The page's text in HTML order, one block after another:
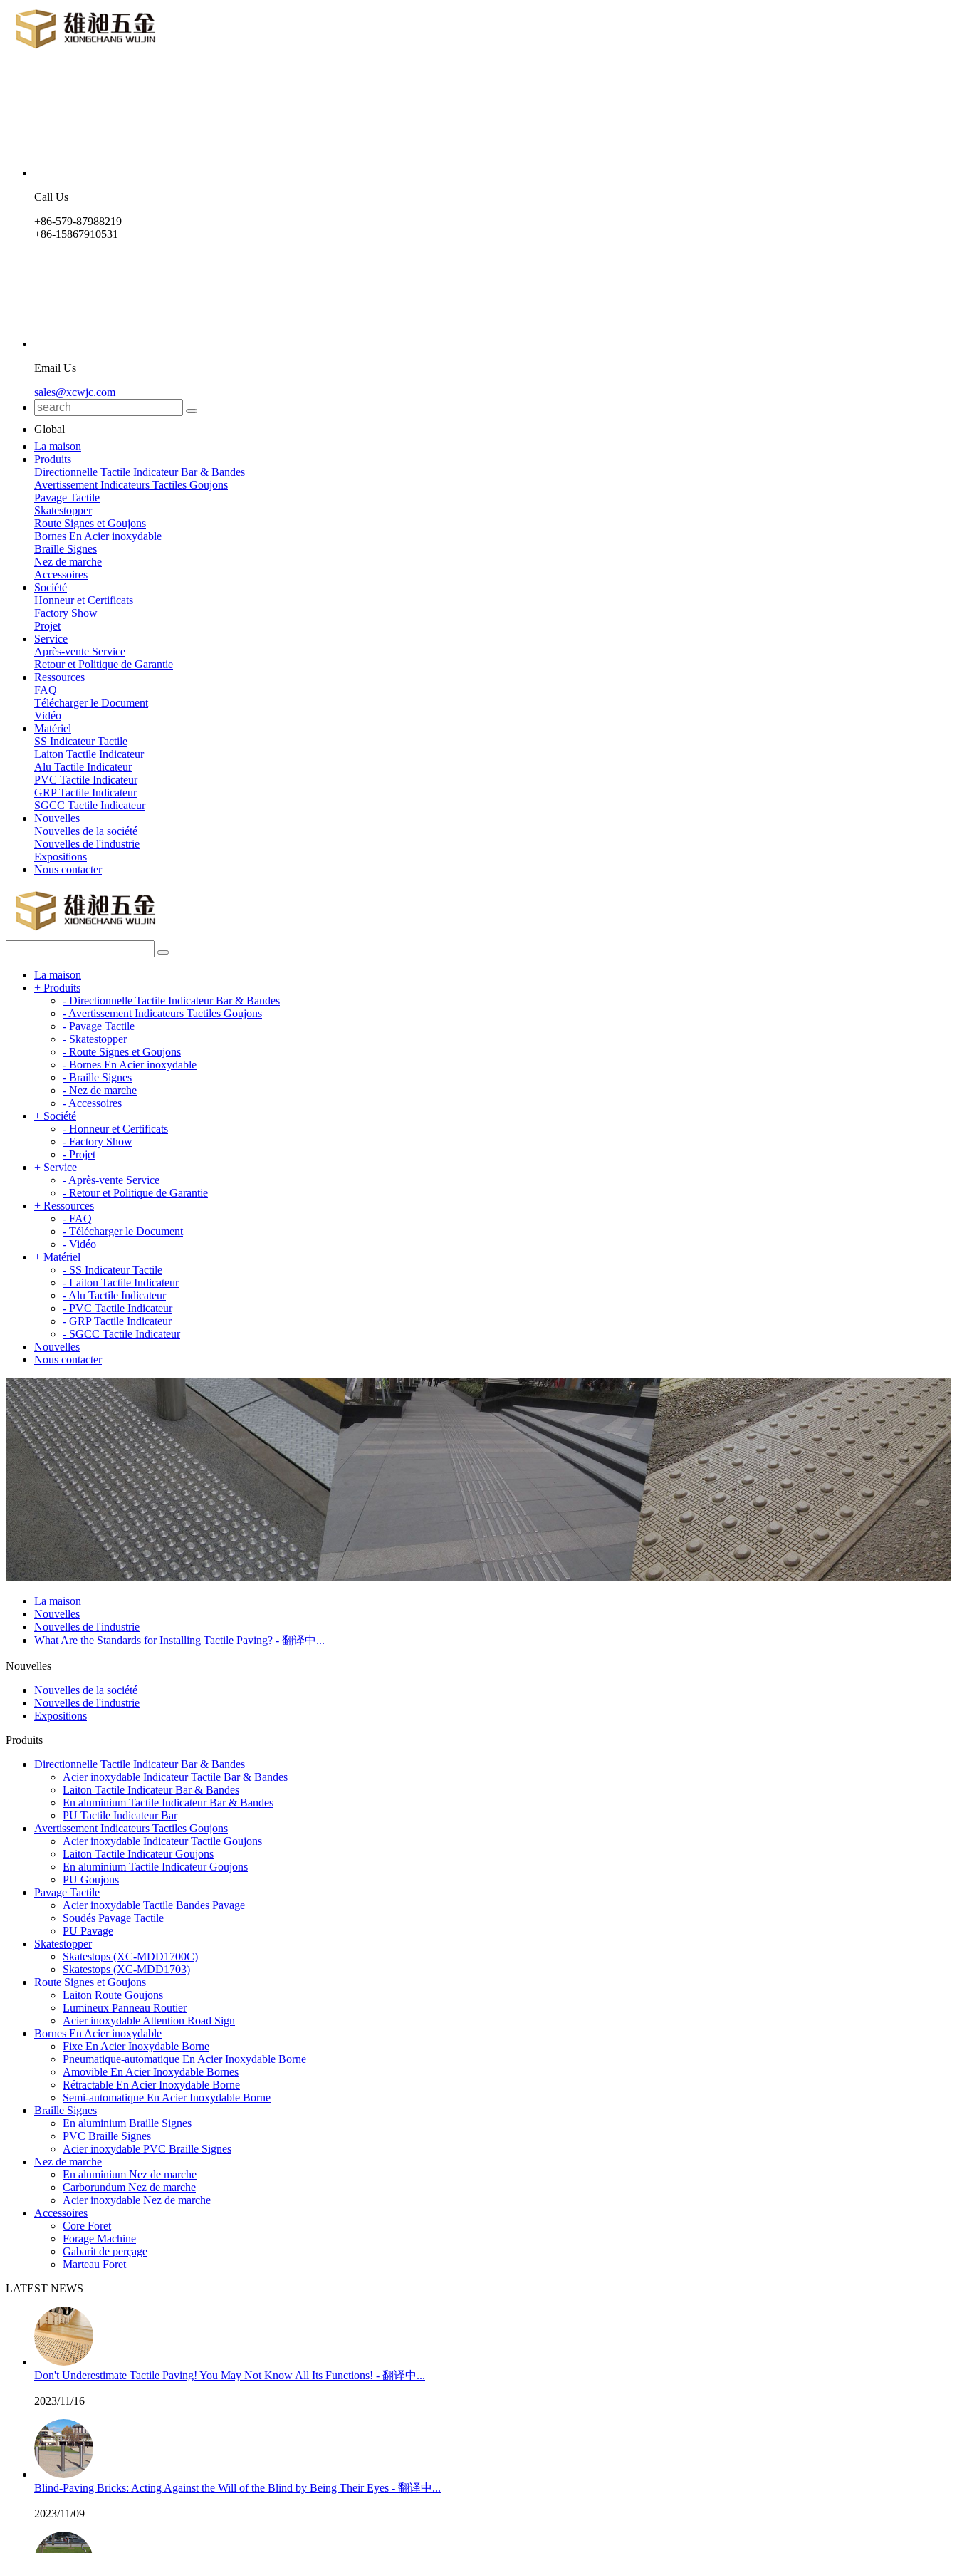
Call Us
+86-579-87988219
+86-15867910531
Email Us
sales@xcwjc.com
Global
La maison
Produits
Directionnelle Tactile Indicateur Bar & Bandes
Avertissement Indicateurs Tactiles Goujons
Pavage Tactile
Skatestopper
Route Signes et Goujons
Bornes En Acier inoxydable
Braille Signes
Nez de marche
Accessoires
Société
Honneur et Certificats
Factory Show
Projet
Service
Après-vente Service
Retour et Politique de Garantie
Ressources
FAQ
Télécharger le Document
Vidéo
Matériel
SS Indicateur Tactile
Laiton Tactile Indicateur
Alu Tactile Indicateur
PVC Tactile Indicateur
GRP Tactile Indicateur
SGCC Tactile Indicateur
Nouvelles
Nouvelles de la société
Nouvelles de l'industrie
Expositions
Nous contacter
La maison
+ Produits
- Directionnelle Tactile Indicateur Bar & Bandes
- Avertissement Indicateurs Tactiles Goujons
- Pavage Tactile
- Skatestopper
- Route Signes et Goujons
- Bornes En Acier inoxydable
- Braille Signes
- Nez de marche
- Accessoires
+ Société
- Honneur et Certificats
- Factory Show
- Projet
+ Service
- Après-vente Service
- Retour et Politique de Garantie
+ Ressources
- FAQ
- Télécharger le Document
- Vidéo
+ Matériel
- SS Indicateur Tactile
- Laiton Tactile Indicateur
- Alu Tactile Indicateur
- PVC Tactile Indicateur
- GRP Tactile Indicateur
- SGCC Tactile Indicateur
Nouvelles
Nous contacter
La maison
Nouvelles
Nouvelles de l'industrie
What Are the Standards for Installing Tactile Paving? - 翻译中...
Nouvelles
Nouvelles de la société
Nouvelles de l'industrie
Expositions
Produits
Directionnelle Tactile Indicateur Bar & Bandes
Acier inoxydable Indicateur Tactile Bar & Bandes
Laiton Tactile Indicateur Bar & Bandes
En aluminium Tactile Indicateur Bar & Bandes
PU Tactile Indicateur Bar
Avertissement Indicateurs Tactiles Goujons
Acier inoxydable Indicateur Tactile Goujons
Laiton Tactile Indicateur Goujons
En aluminium Tactile Indicateur Goujons
PU Goujons
Pavage Tactile
Acier inoxydable Tactile Bandes Pavage
Soudés Pavage Tactile
PU Pavage
Skatestopper
Skatestops (XC-MDD1700C)
Skatestops (XC-MDD1703)
Route Signes et Goujons
Laiton Route Goujons
Lumineux Panneau Routier
Acier inoxydable Attention Road Sign
Bornes En Acier inoxydable
Fixe En Acier Inoxydable Borne
Pneumatique-automatique En Acier Inoxydable Borne
Amovible En Acier Inoxydable Bornes
Rétractable En Acier Inoxydable Borne
Semi-automatique En Acier Inoxydable Borne
Braille Signes
En aluminium Braille Signes
PVC Braille Signes
Acier inoxydable PVC Braille Signes
Nez de marche
En aluminium Nez de marche
Carborundum Nez de marche
Acier inoxydable Nez de marche
Accessoires
Core Foret
Forage Machine
Gabarit de perçage
Marteau Foret
LATEST NEWS
Don't Underestimate Tactile Paving! You May Not Know All Its Functions! - 翻译中...
2023/11/16
Blind-Paving Bricks: Acting Against the Will of the Blind by Being Their Eyes - 翻译中...
2023/11/09